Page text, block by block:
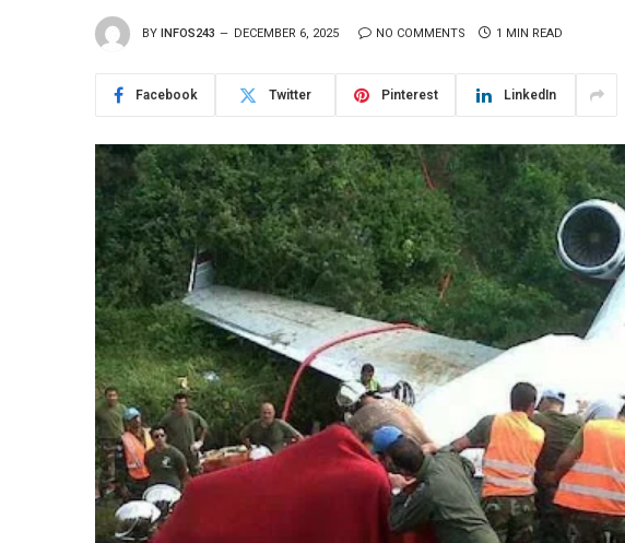
BY INFOS243 DECEMBER 6, 2025 NO COMMENTS 1 MIN READ
Facebook Twitter Pinterest LinkedIn